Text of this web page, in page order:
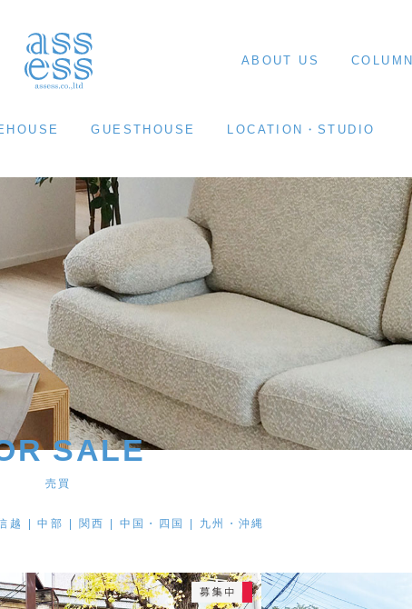
GUESTHOUSE LOCATION・STUDIO
COLUMN
ABOUT US
SALE
売買
越 中部 関西 中国・四国 九州・沖縄